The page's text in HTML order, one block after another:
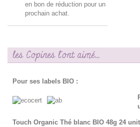
en bon de réduction pour un
prochain achat.
les Copines l'ont aimé...
Pour ses labels BIO :
Touch Organic Thé blanc BIO 48g 24